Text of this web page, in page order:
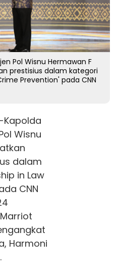
Pol Wisnu Hermawan F
prestisius dalam kategori
Prevention' pada CNN
-Kapolda
Wisnu
dalam
in Law
CNN
Harmoni